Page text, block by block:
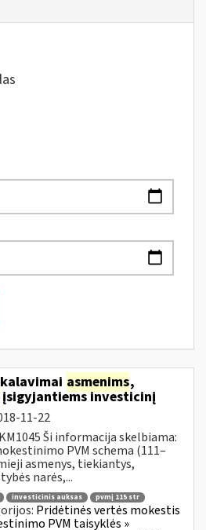
asmenims,
įsigyjantiems investicinį
11-22
Ši informacija skelbiama:
PVM schema (111–
asmenys, tiekiantys,
narės,...
investicinis auksas pvmį 115 str
Pridėtinės vertės mokestis
PVM taisyklės »